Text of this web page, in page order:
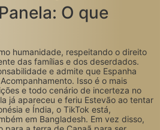
O que
humanidade, respeitando o direito
das famílias e dos deserdados.
e admite que Espanha
Isso é o mais
e todo cenário de incerteza no
já apareceu e feriu Estevão ao tentar
e Índia, o TikTok está,
em Bangladesh. Em vez disso,